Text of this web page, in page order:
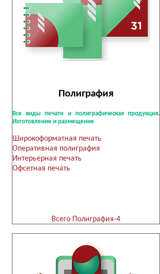
Полиграфия
Все виды печати и полиграфическая продукция.
Изготовление и размещение
Широкоформатная печать
Оперативная полиграфия
Интерьерная печать
Офсетная печать
Всего Полиграфия-4